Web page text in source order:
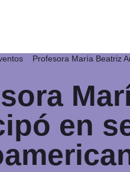
Profesora María Beatriz
en